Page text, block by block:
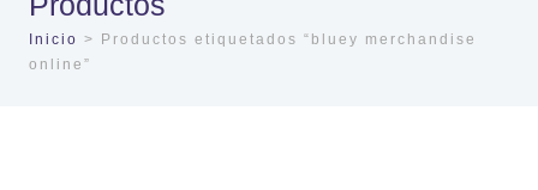
Inicio > Productos etiquetados “bluey merchandise
online”